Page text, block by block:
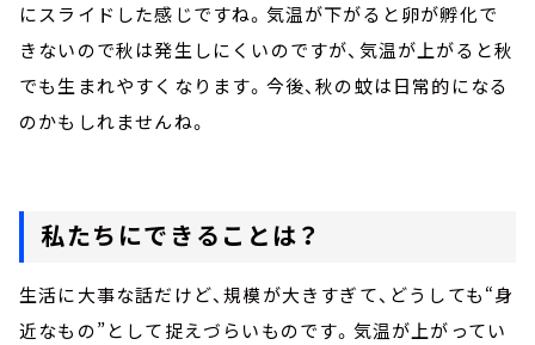
にスライドした感じですね。気温が下がると卵が孵化で
きないので秋は発生しにくいのですが、気温が上がると秋
でも生まれやすくなります。今後、秋の蚊は日常的になる
のかもしれませんね。
私たちにできることは？
生活に大事な話だけど、規模が大きすぎて、どうしても“身
近なもの”として捉えづらいものです。気温が上がってい